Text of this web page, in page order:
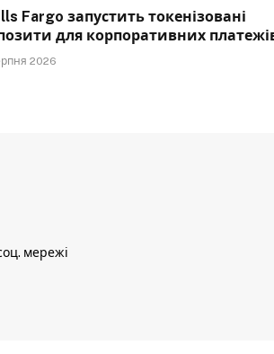
Fargo запустить токенізовані
для корпоративних
2026
мережі